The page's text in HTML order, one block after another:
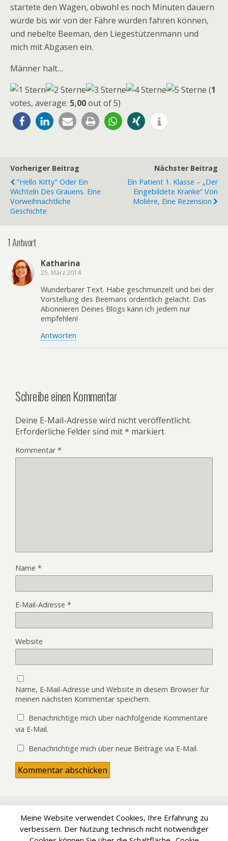
startete den Wagen, obwohl es noch Minuten dauern
würde bis wir von der Fähre würden fahren können,
und nebelte Beeman, den Liegestützenmann und
mich mit Abgasen ein.
Männer halt…
(1
votes, average: 5,00out of 5)
Vorheriger Beitrag
"Hello Kitty" Oder Ein
Wichteln Des Grauens. Eine
Vorweihnachtliche
Geschichte
Nächster Beitrag
Ein Patient 1. Klasse – „Der
Eingebildete Kranke“ Von
Molière, Eine Rezension
1 Antwort
Katharina
25. März 2014
Wunderbarer Text. Habe geschmunzelt und bei der
Vorstellung des Beemans ordentlich gelacht. Das
Abonnieren Deines Blogs kann ich jedem nur
empfehlen!
Antworten
Schreibe einen Kommentar
Deine E-Mail-Adresse wird nicht veröffentlicht.
Erforderliche Felder sind mit* markiert
Kommentar*
Name *
E-Mail-Adresse *
Website
Name, E-Mail-Adresse und Website in diesem Browser für
meinen nächsten Kommentar speichern.
Benachrichtige mich über nachfolgende Kommentare
via E-Mail.
Benachrichtige mich über neue Beiträge via E-Mail.
Zum Seitenanfang
Meine Website verwendet Cookies, Ihre Erfahrung zu
verbessern. Der Nutzung technisch nicht notwendiger